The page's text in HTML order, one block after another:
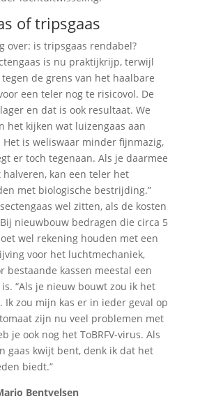
of tripsgaas
over: is tripsgaas rendabel?
is nu praktijkrijp, terwijl
de grens van het haalbare
een teler nog te risicovol. De
en dat is ook resultaat. We
het kijken wat luizengaas aan
is weliswaar minder fijnmazig,
er toch tegenaan. Als je daarmee
kan een teler het
met biologische bestrijding.”
wel zitten, als de kosten
nieuwbouw bedragen die circa 5
wel rekening houden met een
voor het luchtmechaniek,
bestaande kassen meestal een
“Als je nieuw bouwt zou ik het
Ik zou mijn kas er in ieder geval op
zijn nu veel problemen met
je ook nog het ToBRFV-virus. Als
gaas kwijt bent, denk ik dat het
biedt.”
Bentvelsen